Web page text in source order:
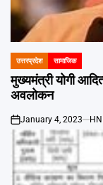
POSTED
IN
उत्तरप्रदेश सामाजिक
मुख्यमंत्री योगी
अवलोकन
on
January 4, 2023